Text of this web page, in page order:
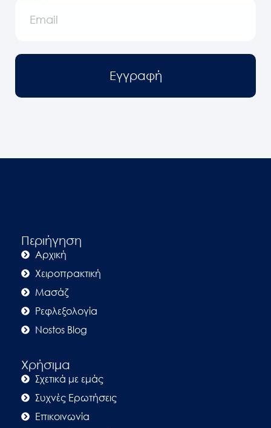
Εγγραφή
Περιήγηση
Αρχική
Χειροπρακτική
Μασάζ
Ρεφλεξολογία
Nostos Blog
Χρήσιμα
Σχετικά με εμάς
Συχνές Ερωτήσεις
Επικοινωνία